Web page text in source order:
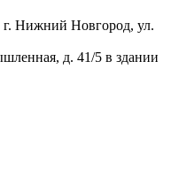
г. Нижний Новгород, ул.
д. 41/5 в здании